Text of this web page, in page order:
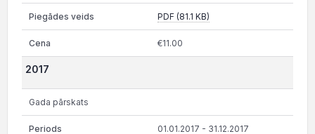
PDF (81.1 KB)
€11.00
2017
Gada pārskats
01.01.2017 - 31.12.2017